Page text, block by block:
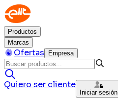
Productos
Marcas
Ofertas Empresa
Quiero ser cliente
Iniciar sesión